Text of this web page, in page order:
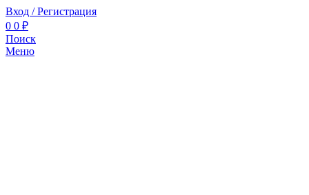
Вход / Регистрация
0 0 ₽
Поиск
Меню